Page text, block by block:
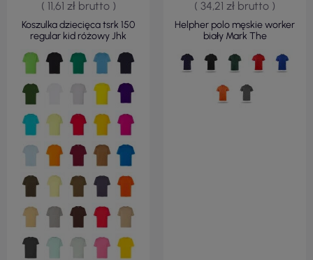
( 11,61 zł brutto )
Koszulka dziecięca tsrk 150
regular kid różowy Jhk
( 34,21 zł brutto )
Helpher polo męskie worker
biały Mark The